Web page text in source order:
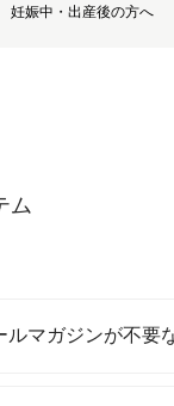
妊娠中・出産後の方へ
ム
ルマガジンが不要